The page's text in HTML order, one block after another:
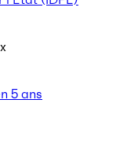
5 ans